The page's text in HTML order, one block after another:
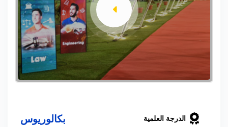
الدرجة العلمية بكالوريوس